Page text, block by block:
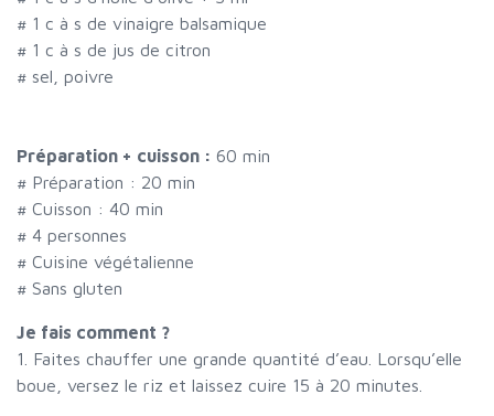
# 1 c à s de vinaigre balsamique
# 1 c à s de jus de citron
# sel, poivre
Préparation + cuisson : 60 min
# Préparation : 20 min
# Cuisson : 40 min
# 4 personnes
# Cuisine végétalienne
# Sans gluten
Je fais comment ?
1. Faites chauffer une grande quantité d’eau. Lorsqu’elle
boue, versez le riz et laissez cuire 15 à 20 minutes.